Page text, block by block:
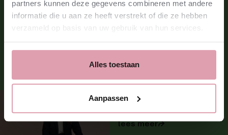
partners kunnen deze gegevens combineren met andere
informatie die u aan ze heeft verstrekt of die ze hebben
verzameld op basis van uw gebruik van hun services.
Alles toestaan
Aanpassen
Adams - Harmonium voor koor en orkest
Orkest
Nederlands Philharmonisch
Uitvoerenden
Dalia Stasevska
Dirigent
lees meer⮫